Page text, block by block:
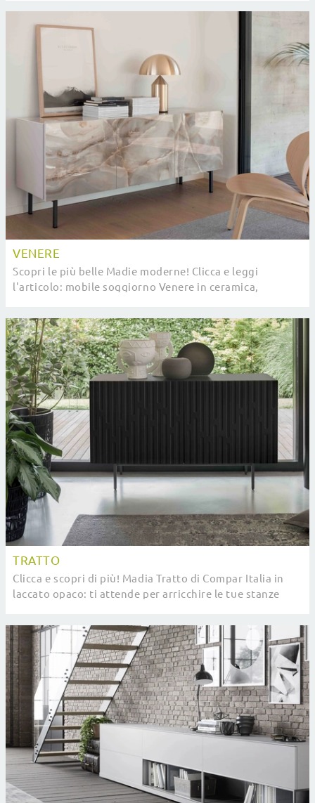
VENERE
Scopri le più belle Madie moderne! Clicca e leggi
l'articolo: mobile soggiorno Venere in ceramica,
TRATTO
Clicca e scopri di più! Madia Tratto di Compar Italia in
laccato opaco: ti attende per arricchire le tue stanze